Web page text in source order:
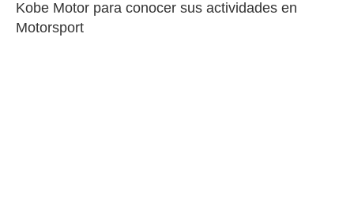
Kobe Motor para conocer sus actividades en
Motorsport